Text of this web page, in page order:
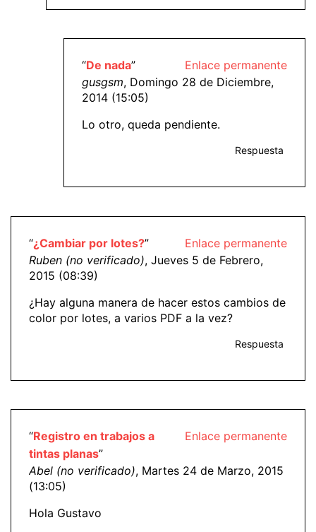
Enlace permanente
“De nada”
gusgsm, Domingo 28 de Diciembre,
2014 (15:05)
Lo otro, queda pendiente.
Respuesta
Enlace permanente
“¿Cambiar por lotes?”
Ruben (no verificado), Jueves 5 de Febrero,
2015 (08:39)
¿Hay alguna manera de hacer estos cambios de
color por lotes, a varios PDF a la vez?
Respuesta
Enlace permanente
“Registro en trabajos a
tintas planas”
Abel (no verificado), Martes 24 de Marzo, 2015
(13:05)
Hola Gustavo